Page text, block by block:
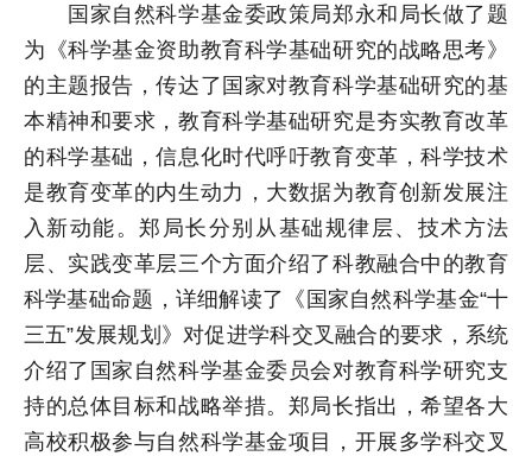
国家自然科学基金委政策局郑永和局长做了题
为《科学基金资助教育科学基础研究的战略思考》
的主题报告，传达了国家对教育科学基础研究的基
本精神和要求，教育科学基础研究是夯实教育改革
的科学基础，信息化时代呼吁教育变革，科学技术
是教育变革的内生动力，大数据为教育创新发展注
入新动能。郑局长分别从基础规律层、技术方法
层、实践变革层三个方面介绍了科教融合中的教育
科学基础命题，详细解读了《国家自然科学基金“十
三五”发展规划》对促进学科交叉融合的要求，系统
介绍了国家自然科学基金委员会对教育科学研究支
持的总体目标和战略举措。郑局长指出，希望各大
高校积极参与自然科学基金项目，开展多学科交叉